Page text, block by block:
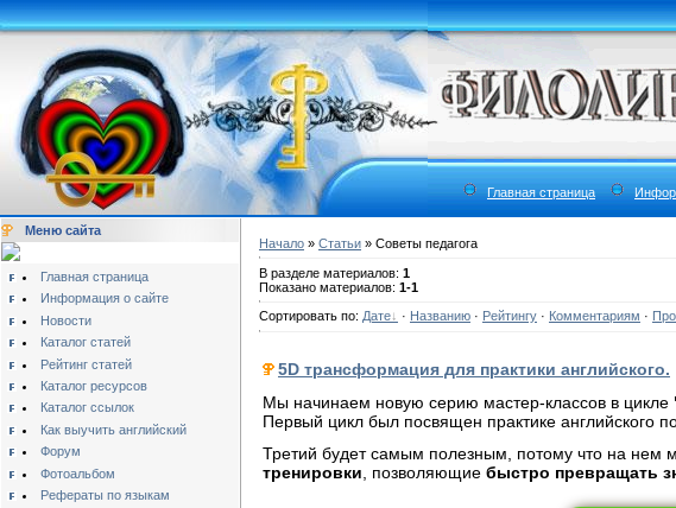
Главная страница
Меню сайта
Главная страница
Информация о сайте
Новости
Каталог статей
Рейтинг статей
Каталог ресурсов
Каталог ссылок
Как выучить английский
Форум
Фотоальбом
Рефераты по языкам
Начало » Статьи » Советы педагога
В разделе материалов: 1
Показано материалов: 1-1
Сортировать по: Дате · Названию · Рейтингу · Комментариям ·
5D трансформация для практики английского.
Мы начинаем новую серию мастер-классов в цикле
Первый цикл был посвящен практике английского
Третий будет самым полезным, потому что на нем
тренировки , позволяющие быстро превращать